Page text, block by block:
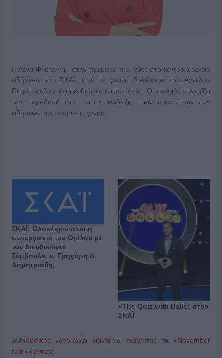
Η Λένα Φλυτζάνη, στην πρεμιέρα της, χθες στο κεντρικό δελτίο
ειδήσεων του ΣΚΑΪ, υπό τη γενική διεύθυνση του Άγγελου
Πετρόπουλου, άφησε θετικές εντυπώσεις. Ο σταθμός συνεχίζει
την παράδοσή του, στην ανάδειξη των προσώπων των
ειδήσεων της επόμενης γενιάς.
ΣΚΑΪ: Ολοκληρώνεται η
συνεργασία του Ομίλου με
τον Διευθύνοντα
Σύμβουλο, κ. Γρηγόρη Δ.
Δημητριάδη,
«The Quiz with Balls! στον
ΣΚΑΪ